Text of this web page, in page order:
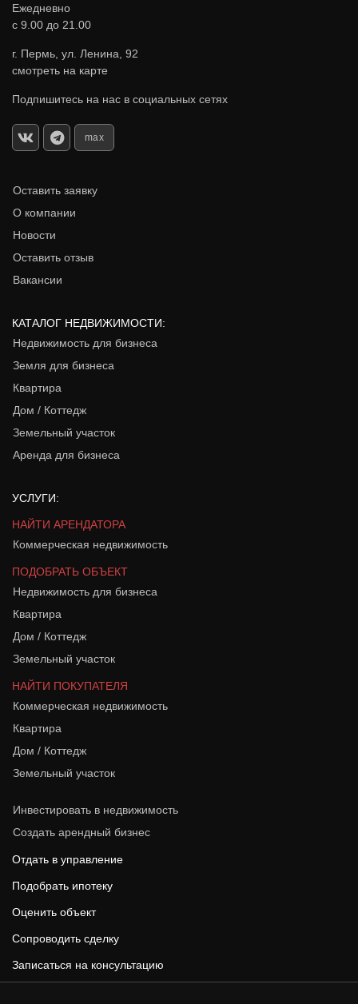
Ежедневно
с 9.00 до 21.00
г. Пермь, ул. Ленина, 92
смотреть на карте
Подпишитесь на нас в социальных сетях
max
Оставить заявку
О компании
Новости
Оставить отзыв
Вакансии
КАТАЛОГ НЕДВИЖИМОСТИ:
Недвижимость для бизнеса
Земля для бизнеса
Квартира
Дом / Коттедж
Земельный участок
Аренда для бизнеса
УСЛУГИ:
НАЙТИ АРЕНДАТОРА
Коммерческая недвижимость
ПОДОБРАТЬ ОБЪЕКТ
Недвижимость для бизнеса
Квартира
Дом / Коттедж
Земельный участок
НАЙТИ ПОКУПАТЕЛЯ
Коммерческая недвижимость
Квартира
Дом / Коттедж
Земельный участок
Инвестировать в недвижимость
Создать арендный бизнес
Отдать в управление
Подобрать ипотеку
Оценить объект
Сопроводить сделку
Записаться на консультацию